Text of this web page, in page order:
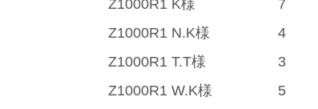
Z1000R1 K様
7
Z1000R1 N.K様
4
Z1000R1 T.T様
3
Z1000R1 W.K様
5